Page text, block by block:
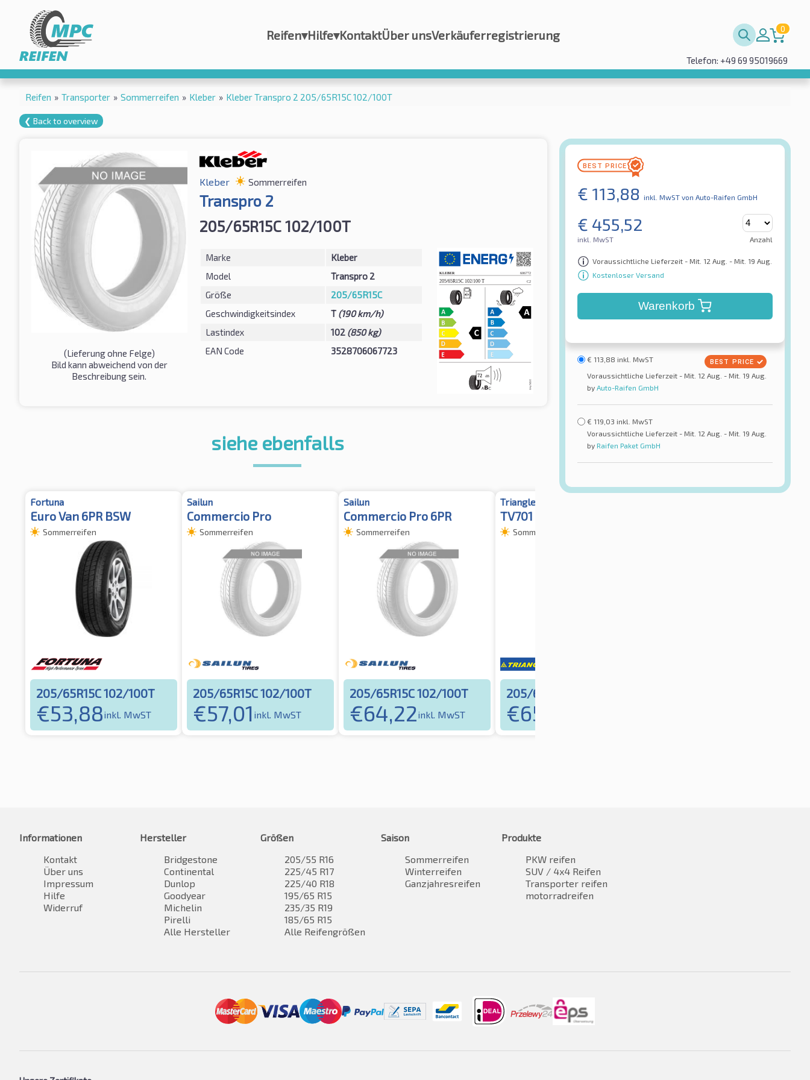
Reifen▾Hilfe▾KontaktÜber unsVerkäuferregistrierung 0
Telefon: +49 69 95019669
Reifen » Transporter » Sommerreifen » Kleber » Kleber Transpro 2 205/65R15C 102/100T
❮ Back to overview
(Lieferung ohne Felge)
Bild kann abweichend von der
Beschreibung sein.
Kleber Sommerreifen
Transpro 2
205/65R15C 102/100T
Marke
Kleber
Model
Transpro 2
Größe
205/65R15C
Geschwindigkeitsindex
T (190 km/h)
Lastindex
102 (850 kg)
EAN Code
3528706067723
€ 113,88 inkl. MwST von Auto-Raifen GmbH
€ 455,52
inkl. MwST Anzahl
Voraussichtliche Lieferzeit - Mit. 12 Aug. - Mit. 19 Aug.
Kostenloser Versand
Warenkorb
€ 113,88 inkl. MwST
Voraussichtliche Lieferzeit - Mit. 12 Aug. - Mit. 19 Aug.
by Auto-Raifen GmbH
€ 119,03 inkl. MwST
Voraussichtliche Lieferzeit - Mit. 12 Aug. - Mit. 19 Aug.
by Raifen Paket GmbH
siehe ebenfalls
Fortuna
Euro Van 6PR BSW
Sommerreifen
205/65R15C 102/100T
€53,88inkl. MwST
Sailun
Commercio Pro
Sommerreifen
205/65R15C 102/100T
€57,01 inkl. MwST
Sailun
Commercio Pro 6PR
Sommerreifen
205/65R15C 102/100T
€64,22inkl. MwST
Triangle
TV701 TL
Sommerreifen
205/65R15C 102/100T
€65,62
Informationen
Kontakt
Über uns
Impressum
Hilfe
Widerruf
Hersteller
Bridgestone
Continental
Dunlop
Goodyear
Michelin
Pirelli
Alle Hersteller
Größen
205/55 R16
225/45 R17
225/40 R18
195/65 R15
235/35 R19
185/65 R15
Alle Reifengrößen
Saison
Sommerreifen
Winterreifen
Ganzjahresreifen
Produkte
PKW reifen
SUV / 4x4 Reifen
Transporter reifen
motorradreifen